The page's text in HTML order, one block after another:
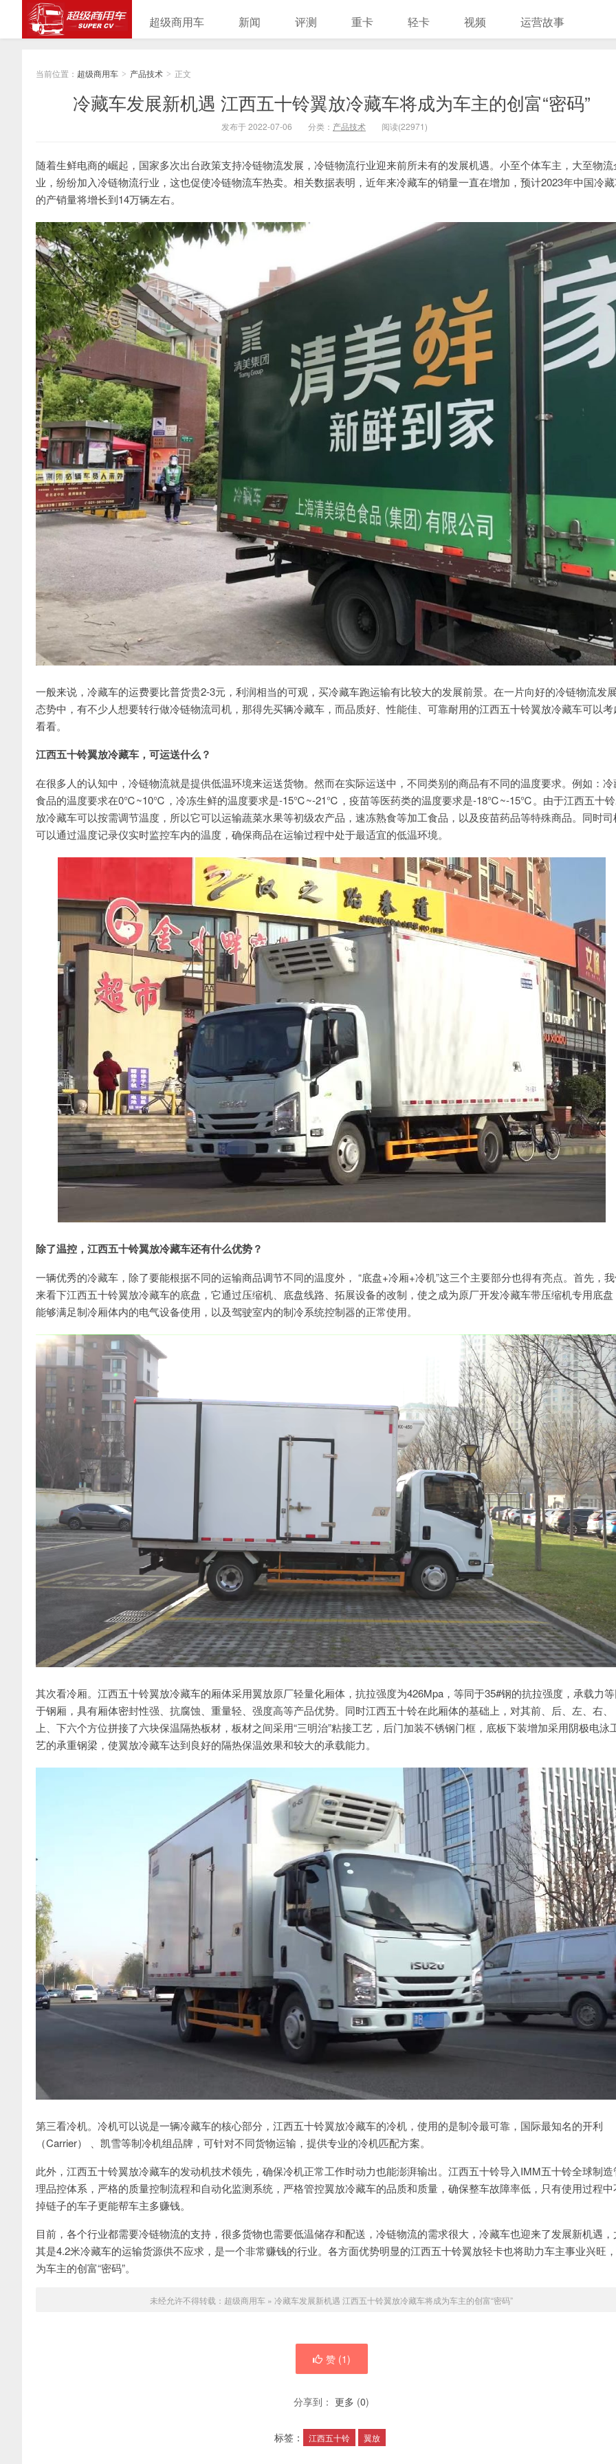
超级商用车 新闻 评测 重卡 轻卡 视频 运营故事
当前位置： 超级商用车 > 产品技术 > 正文
冷藏车发展新机遇 江西五十铃翼放冷藏车将成为车主的创富“密码”
发布于 2022-07-06 分类： 产品技术 阅读(22971)
随着生鲜电商的崛起，国家多次出台政策支持冷链物流发展，冷链物流行业迎来前所未有的发展机遇。小至个体车主，大至物流
业，纷纷加入冷链物流行业，这也促使冷链物流车热卖。相关数据表明，近年来冷藏车的销量一直在增加，预计2023年中国冷
的产销量将增长到14万辆左右。
一般来说，冷藏车的运费要比普货贵2-3元，利润相当的可观，买冷藏车跑运输有比较大的发展前景。在一片向好的冷链物流发
态势中，有不少人想要转行做冷链物流司机，那得先买辆冷藏车，而品质好、性能佳、可靠耐用的江西五十铃翼放冷藏车可以考
看看。
江西五十铃翼放冷藏车，可运送什么？
在很多人的认知中，冷链物流就是提供低温环境来运送货物。然而在实际运送中，不同类别的商品有不同的温度要求。例如：冷
食品的温度要求在0℃~10℃，冷冻生鲜的温度要求是-15℃~-21℃，疫苗等医药类的温度要求是-18℃~-15℃。由于江西五十
放冷藏车可以按需调节温度，所以它可以运输蔬菜水果等初级农产品，速冻熟食等加工食品，以及疫苗药品等特殊商品。同时司
可以通过温度记录仪实时监控车内的温度，确保商品在运输过程中处于最适宜的低温环境。
除了温控，江西五十铃翼放冷藏车还有什么优势？
一辆优秀的冷藏车，除了要能根据不同的运输商品调节不同的温度外， “底盘+冷厢+冷机”这三个主要部分也得有亮点。首先，
来看下江西五十铃翼放冷藏车的底盘，它通过压缩机、底盘线路、拓展设备的改制，使之成为原厂开发冷藏车带压缩机专用底盘
能够满足制冷厢体内的电气设备使用，以及驾驶室内的制冷系统控制器的正常使用。
其次看冷厢。江西五十铃翼放冷藏车的厢体采用翼放原厂轻量化厢体，抗拉强度为426Mpa，等同于35#钢的抗拉强度，承载力
于钢厢，具有厢体密封性强、抗腐蚀、重量轻、强度高等产品优势。同时江西五十铃在此厢体的基础上，对其前、后、左、右、
上、下六个方位拼接了六块保温隔热板材，板材之间采用“三明治”粘接工艺，后门加装不锈钢门框，底板下装增加采用阴极电泳
艺的承重钢梁，使翼放冷藏车达到良好的隔热保温效果和较大的承载能力。
第三看冷机。冷机可以说是一辆冷藏车的核心部分，江西五十铃翼放冷藏车的冷机，使用的是制冷最可靠，国际最知名的开利
（Carrier） 、凯雪等制冷机组品牌，可针对不同货物运输，提供专业的冷机匹配方案。
此外，江西五十铃翼放冷藏车的发动机技术领先，确保冷机正常工作时动力也能澎湃输出。江西五十铃导入IMM五十铃全球制造
理品控体系，严格的质量控制流程和自动化监测系统，严格管控翼放冷藏车的品质和质量，确保整车故障率低，只有使用过程中
掉链子的车子更能帮车主多赚钱。
目前，各个行业都需要冷链物流的支持，很多货物也需要低温储存和配送，冷链物流的需求很大，冷藏车也迎来了发展新机遇，
其是4.2米冷藏车的运输货源供不应求，是一个非常赚钱的行业。各方面优势明显的江西五十铃翼放轻卡也将助力车主事业兴旺
为车主的创富“密码”。
未经允许不得转载： 超级商用车 » 冷藏车发展新机遇 江西五十铃翼放冷藏车将成为车主的创富“密码”
赞 (1)
分享到： 更多 (0)
标签： 江西五十铃 翼放